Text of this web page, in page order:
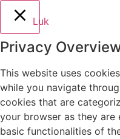
Luk
Privacy
This website uses
while you navigate
cookies that are
your browser as they
basic functionalities of